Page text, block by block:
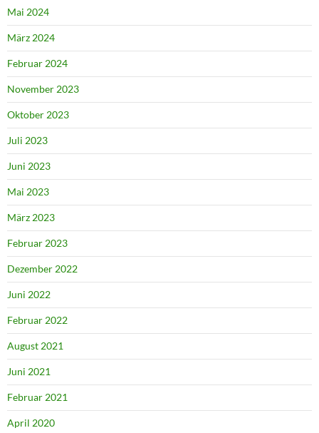
Mai 2024
März 2024
Februar 2024
November 2023
Oktober 2023
Juli 2023
Juni 2023
Mai 2023
März 2023
Februar 2023
Dezember 2022
Juni 2022
Februar 2022
August 2021
Juni 2021
Februar 2021
April 2020